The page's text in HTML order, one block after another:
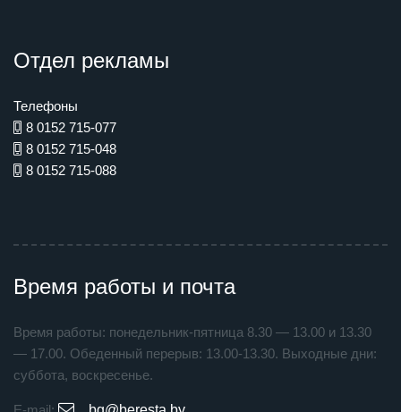
Отдел рекламы
Телефоны
8 0152 715-077
8 0152 715-048
8 0152 715-088
Время работы и почта
Время работы: понедельник-пятница 8.30 — 13.00 и 13.30
— 17.00. Обеденный перерыв: 13.00-13.30. Выходные дни:
суббота, воскресенье.